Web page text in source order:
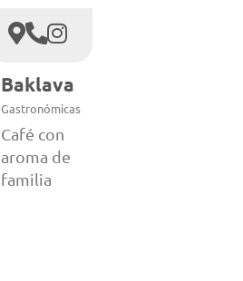
Baklava
Gastronómicas
Café con
aroma de
familia